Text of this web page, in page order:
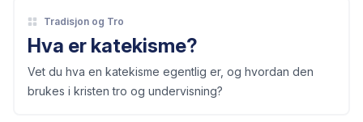
Tradisjon og Tro
Hva er katekisme?
Vet du hva en katekisme egentlig er, og hvordan den
brukes i kristen tro og undervisning?